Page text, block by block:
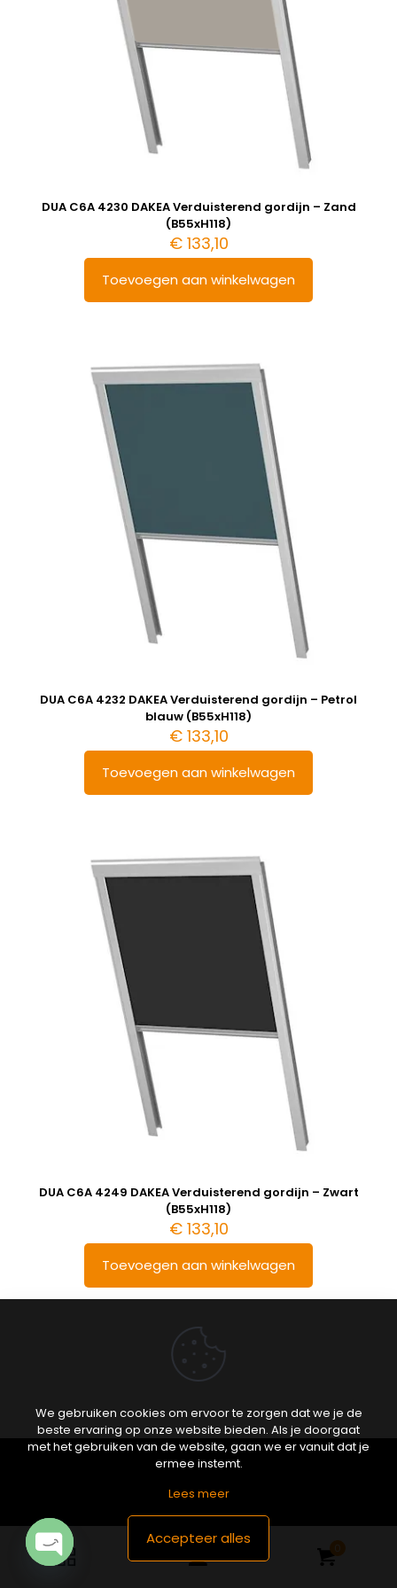
DUA C6A 4230 DAKEA Verduisterend gordijn – Zand
(B55xH118)
€133,10
Toevoegen aan winkelwagen
DUA C6A 4232 DAKEA Verduisterend gordijn – Petrol
blauw (B55xH118)
€133,10
Toevoegen aan winkelwagen
DUA C6A 4249 DAKEA Verduisterend gordijn – Zwart
(B55xH118)
€133,10
Toevoegen aan winkelwagen
Particulieren
0
We gebruiken cookies om ervoor te zorgen dat we je de
beste ervaring op onze website bieden. Als je doorgaat
met het gebruiken van de website, gaan we er vanuit dat je
ermee instemt.
Lees meer
Accepteer alles